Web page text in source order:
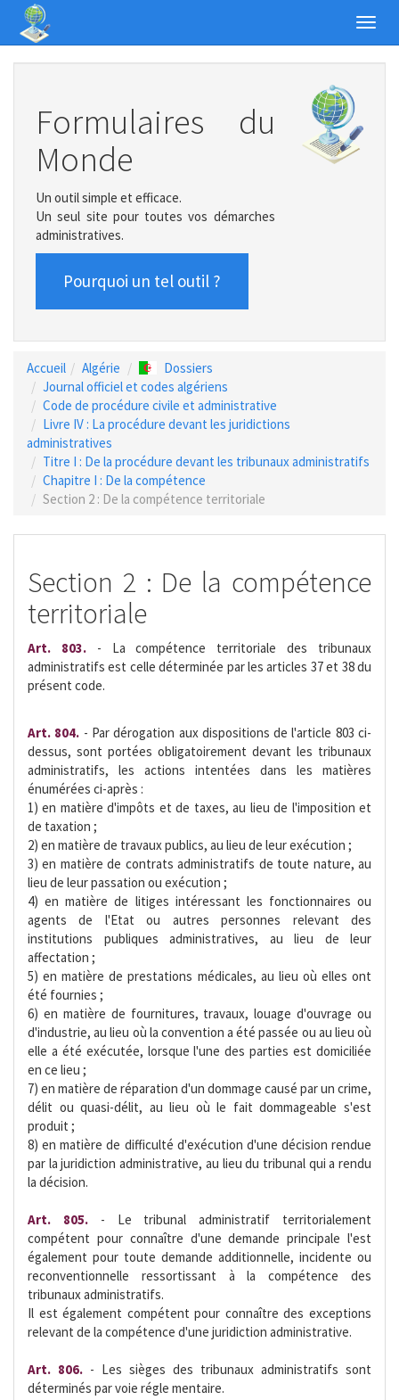
Formulaires du
Monde
Un outil simple et efficace.
Un seul site pour toutes vos démarches
administratives.
Pourquoi un tel outil ?
Accueil Algérie
Dossiers
Journal officiel et codes algériens
Code de procédure civile et administrative
Livre IV : La procédure devant les juridictions
administratives
Titre I : De la procédure devant les tribunaux administratifs
Chapitre I : De la compétence
Section 2 : De la compétence territoriale
Section 2 : De la compétence
territoriale
Art. 803. - La compétence territoriale des tribunaux
administratifs est celle déterminée par les articles 37 et 38 du
présent code.
Art. 804. - Par dérogation aux dispositions de l'article 803 ci-
dessus, sont portées obligatoirement devant les tribunaux
administratifs, les actions intentées dans les matières
énumérées ci-après :
1) en matière d'impôts et de taxes, au lieu de l'imposition et
de taxation ;
2) en matière de travaux publics, au lieu de leur exécution ;
3) en matière de contrats administratifs de toute nature, au
lieu de leur passation ou exécution ;
4) en matière de litiges intéressant les fonctionnaires ou
agents de l'Etat ou autres personnes relevant des
institutions publiques administratives, au lieu de leur
affectation ;
5) en matière de prestations médicales, au lieu où elles ont
été fournies ;
6) en matière de fournitures, travaux, louage d'ouvrage ou
d'industrie, au lieu où la convention a été passée ou au lieu où
elle a été exécutée, lorsque l'une des parties est domiciliée
en ce lieu ;
7) en matière de réparation d'un dommage causé par un crime,
délit ou quasi-délit, au lieu où le fait dommageable s'est
produit ;
8) en matière de difficulté d'exécution d'une décision rendue
par la juridiction administrative, au lieu du tribunal qui a rendu
la décision.
Art. 805. - Le tribunal administratif territorialement
compétent pour connaître d'une demande principale l'est
également pour toute demande additionnelle, incidente ou
reconventionnelle ressortissant à la compétence des
tribunaux administratifs.
Il est également compétent pour connaître des exceptions
relevant de la compétence d'une juridiction administrative.
Art. 806. - Les sièges des tribunaux administratifs sont
déterminés par voie régle mentaire.